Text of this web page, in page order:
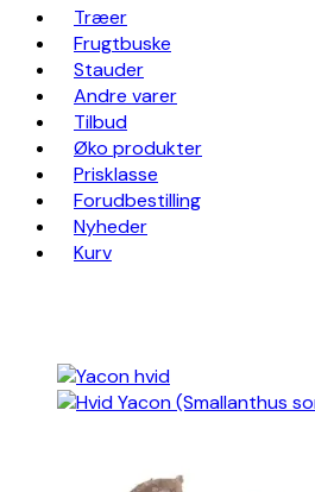
Træer
Frugtbuske
Stauder
Andre varer
Tilbud
Øko produkter
Prisklasse
Forudbestilling
Nyheder
Kurv